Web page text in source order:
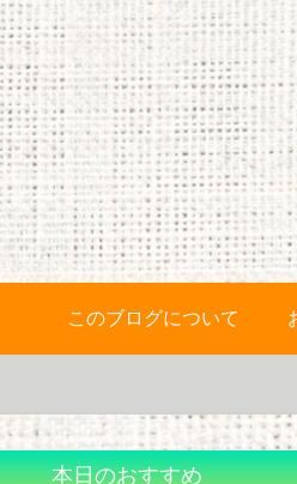
このブログについて
本日のおすすめ